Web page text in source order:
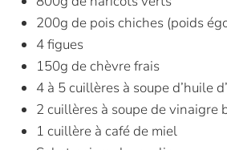
200g de pois chiches (poids
4 figues
150g de chèvre frais
4 à 5 cuillères à soupe d’huile
2 cuillères à soupe de vinaigre
1 cuillère à café de miel